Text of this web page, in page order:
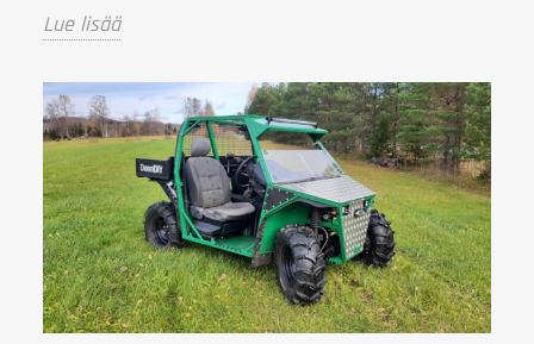
Lue lisää